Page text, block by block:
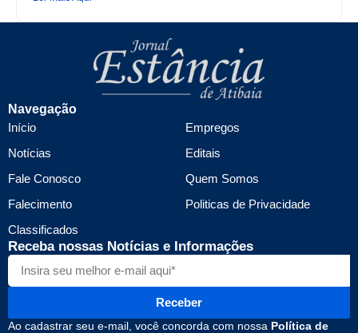
Navegação
Início
Notícias
Fale Conosco
Falecimento
Classificados
Empregos
Editais
Quem Somos
Politicas de Privacidade
Receba nossas Notícias e Informações
Receber
Ao cadastrar seu e-mail, você concorda com nossa Política de